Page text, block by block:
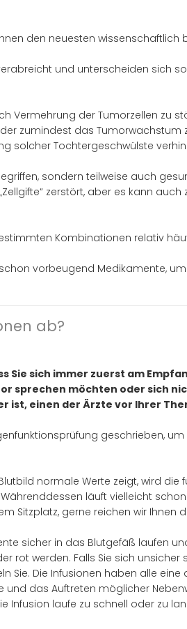
den neuesten wissenschaftlich
und unterscheiden sich
Vermehrung der Tumorzellen zu
zumindest das
solcher Tochtergeschwülste
sondern teilweise auch
zerstört, aber es kann
Kombinationen relativ
vorbeugend Medikamente,
ab?
sich immer zuerst am
sprechen möchten oder sich
ist, einen der Ärzte vor Ihrer
geschrieben,
normale Werte zeigt, wird die
läuft vielleicht
Sitzplatz, gerne reichen wir Ihnen
sicher in das Blutgefäß laufen
rot werden. Falls Sie sich
Die Infusionen haben alle
das Auftreten möglicher
Infusion laufe zu schnell oder zu